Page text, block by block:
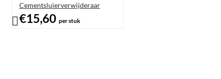
Cementsluierverwijderaar
€15,60 per stuk